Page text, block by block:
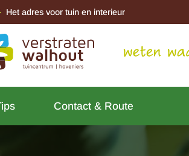
Het adres voor tuin en interieur
Contact & Route